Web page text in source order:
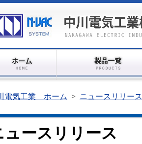
電気工業 ホーム > ニュースリリース
ュースリリース